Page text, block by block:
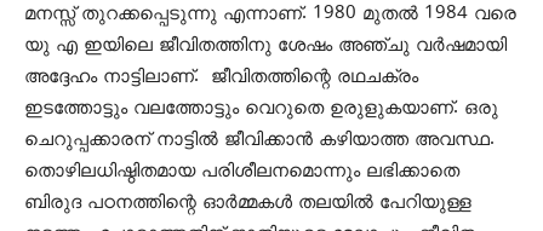
മനസ്സ് തുറക്കപ്പെടുന്നു എന്നാണ്. 1980 മുതൽ 1984 വരെ
യു എ ഇയിലെ ജീവിതത്തിനു ശേഷം അഞ്ചു വർഷമായി
അദ്ദേഹം നാട്ടിലാണ്. ജീവിതത്തിന്റെ രഥചക്രം
ഇടത്തോട്ടും വലത്തോട്ടും വെറുതെ ഉരുളുകയാണ്. ഒരു
ചെറുപ്പക്കാരന് നാട്ടിൽ ജീവിക്കാൻ കഴിയാത്ത അവസ്ഥ.
തൊഴിലധിഷ്ഠിതമായ പരിശീലനമൊന്നും ലഭിക്കാതെ
ബിരുദ പഠനത്തിന്റെ ഓർമ്മകൾ തലയിൽ പേറിയുള്ള